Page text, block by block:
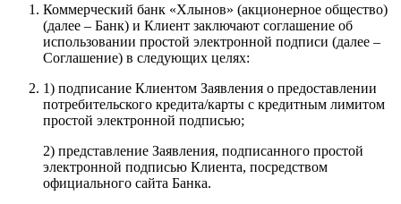
Коммерческий банк «Хлынов» (акционерное общество)
(далее – Банк) и Клиент заключают соглашение об
использовании простой электронной подписи (далее –
Соглашение) в следующих целях:
1) подписание Клиентом Заявления о предоставлении
потребительского кредита/карты с кредитным лимитом
простой электронной подписью;
2) представление Заявления, подписанного простой
электронной подписью Клиента, посредством
официального сайта Банка.